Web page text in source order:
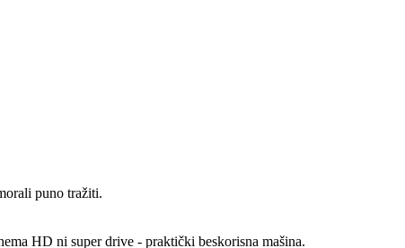
puno tražiti.
HD ni super drive - praktički beskorisna mašina.